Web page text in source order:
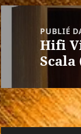
Navigation
de
l’article
PUBLIÉ
Hifi
Scala